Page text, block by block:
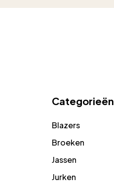
Categorieën
Blazers
Broeken
Jassen
Jurken